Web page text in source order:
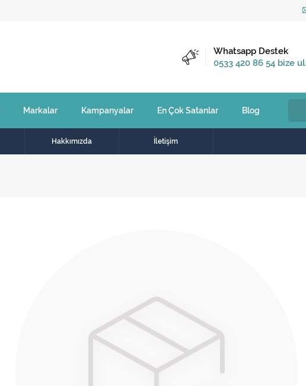
Kargo Bedava
2.500 TL ve üzeri
Whatsapp Destek
0533 420 86 54 bize
Markalar Kampanyalar En Çok Satanlar Blog
Hakkımızda İletişim